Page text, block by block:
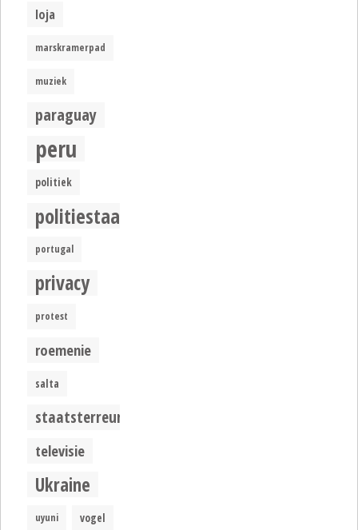
loja
marskramerpad
muziek
paraguay
peru
politiek
politiestaat
portugal
privacy
protest
roemenie
salta
staatsterreur
televisie
Ukraine
uyuni vogel